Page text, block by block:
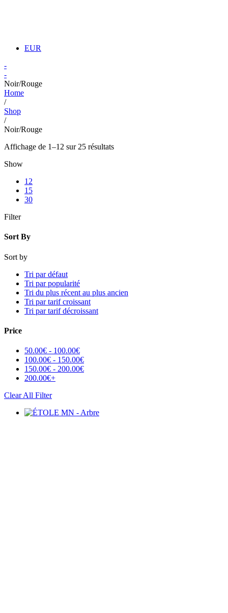
EUR
-
-
Noir/Rouge
Home
/
Shop
/
Noir/Rouge
Affichage de 1–12 sur 25 résultats
Show
12
15
30
Filter
Sort By
Sort by
Tri par défaut
Tri par popularité
Tri du plus récent au plus ancien
Tri par tarif croissant
Tri par tarif décroissant
Price
50.00€ - 100.00€
100.00€ - 150.00€
150.00€ - 200.00€
200.00€+
Clear All Filter